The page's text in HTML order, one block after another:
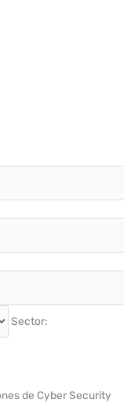
Sector:
de Cyber Security